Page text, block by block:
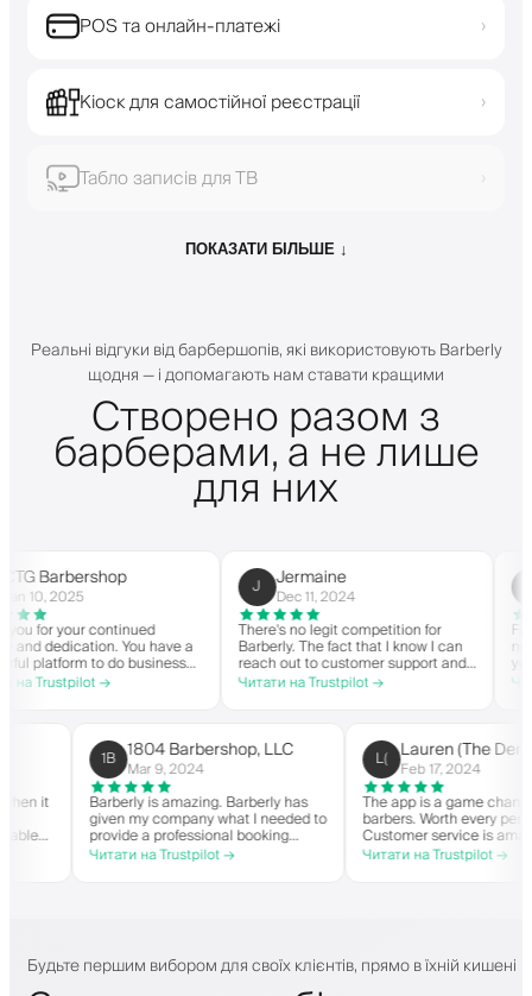
POS та онлайн-платежі ›
Кіоск для самостійної реєстрації ›
Табло записів для ТВ ›
ПОКАЗАТИ БІЛЬШЕ ↓
Реальні відгуки від барбершопів, які використовують Barberly
щодня — і допомагають нам ставати кращими
Створено разом з
барберами, а не лише
для них
continued
You have a
to do business
Thank you from
→
Jermaine
Dec 11, 2024
There's no legit competition for
Barberly. The fact that I know I can
reach out to customer support and
actually get help is a major reason I
stay. Barberly provides a ton of
Читати на Trustpilot →
Mar
For US-
nothing
you your
within the
on the back
highly
Читати на
when it
I've been able
1B 1804 Barbershop, LLC
Mar 9, 2024
Barberly is amazing. Barberly has
given my company what I needed to
provide a professional booking
experience for my clients. Their
team has been exceptional,
Читати на Trustpilot →
L( Lauren
Feb 17,
The app is a
barbers. Worth
Customer
helps with
they need.
Читати на
Будьте першим вибором для своїх клієнтів, прямо в їхній кишені